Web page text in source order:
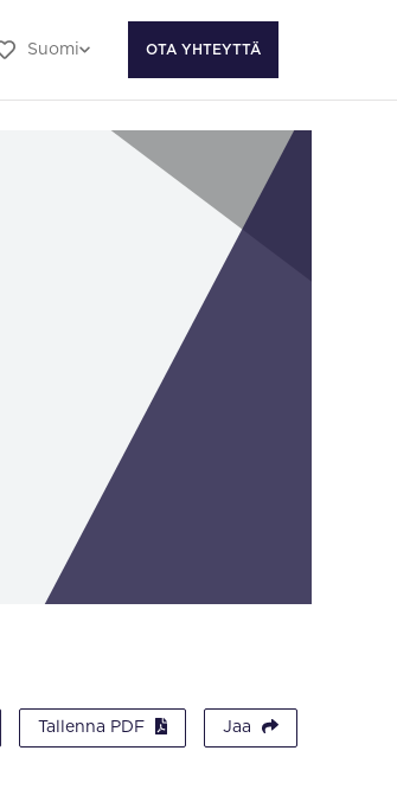
Suomi OTA YHTEYTTÄ
Tallenna PDF Jaa